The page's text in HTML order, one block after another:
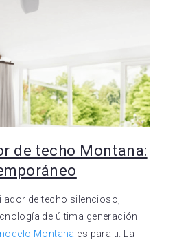
de techo Montana:
de techo silencioso,
de última generación
Montana es para ti. La